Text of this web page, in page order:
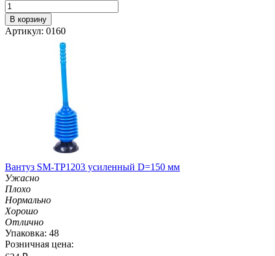
В корзину
Артикул: 0160
Вантуз SM-TP1203 усиленный D=150 мм
Ужасно
Плохо
Нормально
Хорошо
Отлично
Упаковка: 48
Розничная цена: